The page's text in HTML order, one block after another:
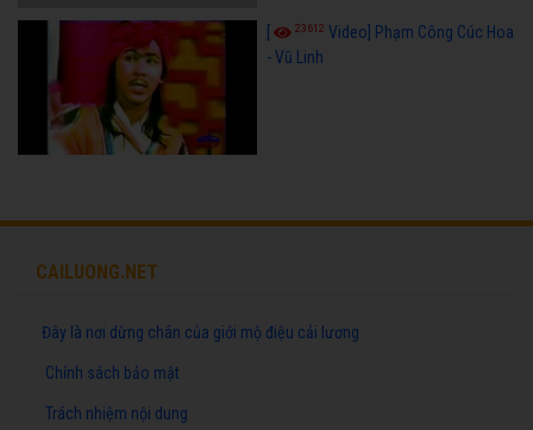
23612 Video] Phạm Công Cúc Hoa
- Vũ Linh
CAILUONG.NET
Đây là nơi dừng chân của giới mộ điệu cải lương
Chính sách bảo mật
Trách nhiệm nội dung